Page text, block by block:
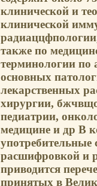
клинической и
клинической
также по
терминологии по
основных
лекарственных
хирургии,
педиатрии,
медицине и др В
употребительные
расшифровкой и
приводится
принятых в